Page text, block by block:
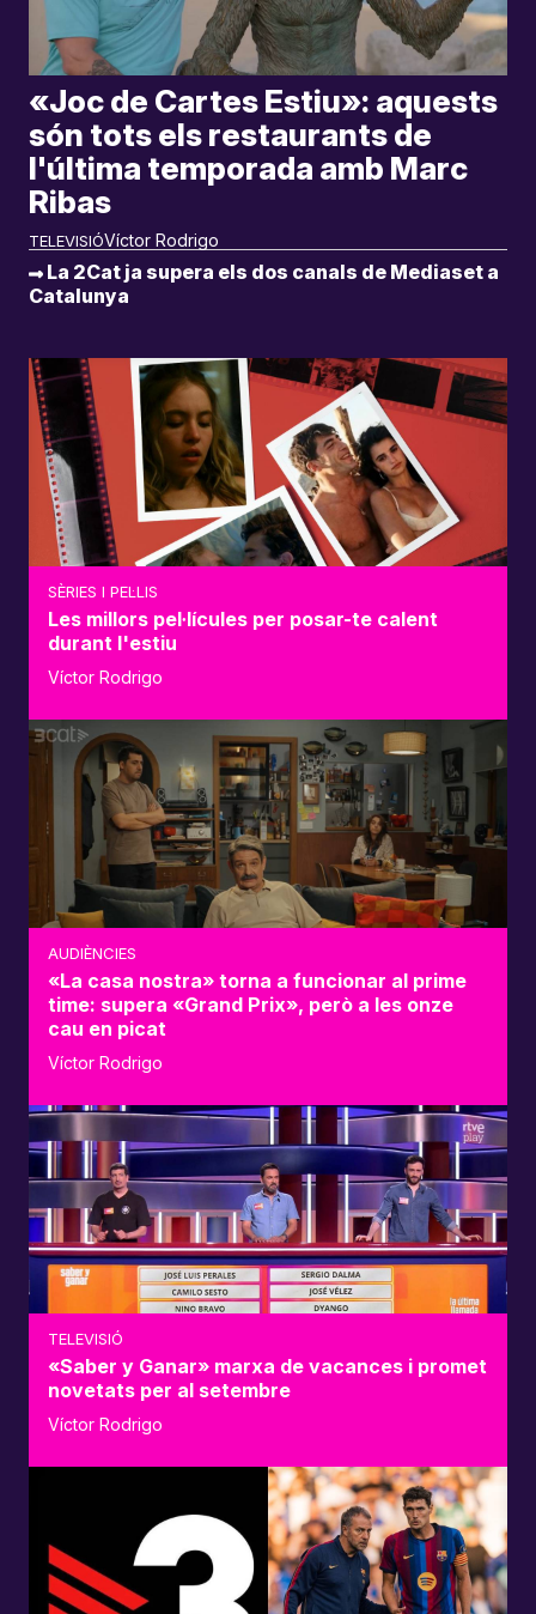
TELEVISIÓ
«Joc de Cartes Estiu»: aquests
són tots els restaurants de
l'última temporada amb Marc
Ribas
Víctor Rodrigo
La 2Cat ja supera els dos canals de Mediaset a
Catalunya
SÈRIES I PEL·LIS
Les millors pel·lícules per posar-te calent
durant l'estiu
Víctor Rodrigo
AUDIÈNCIES
«La casa nostra» torna a funcionar al prime
time: supera «Grand Prix», però a les onze
cau en picat
Víctor Rodrigo
TELEVISIÓ
«Saber y Ganar» marxa de vacances i promet
novetats per al setembre
Víctor Rodrigo